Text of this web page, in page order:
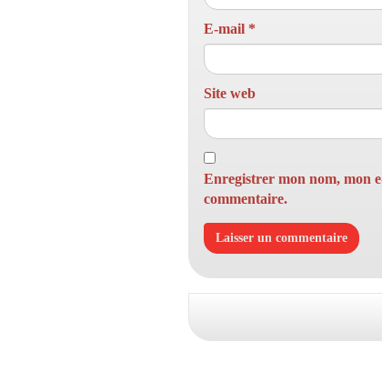
E-mail *
Site web
Enregistrer mon nom, mon
commentaire.